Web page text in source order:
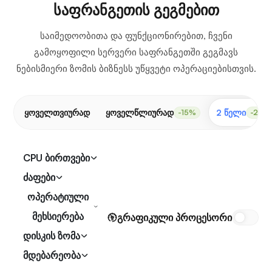
საფრანგეთის გეგმებით
საიმედოობითა და ფუნქციონირებით, ჩვენი
გამოყოფილი სერვერი საფრანგეთში გეგმავს
ნებისმიერი ზომის ბიზნესს უწყვეტი ოპერაციებისთვის.
ყოველთვიურად ყოველწლიურად -15% 2 წელი -20%
CPU ბირთვები
ძაფები
ოპერატიული
მეხსიერება
დისკის ზომა
მდებარეობა
გრაფიკული პროცესორი